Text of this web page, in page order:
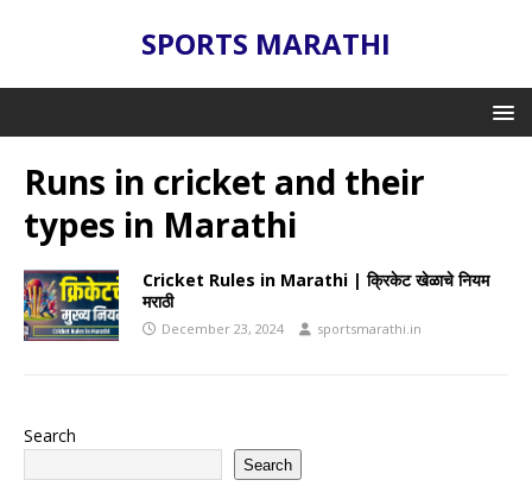
SPORTS MARATHI
Runs in cricket and their
types in Marathi
Cricket Rules in Marathi | क्रिकेट खेळाचे नियम
मराठी
December 23, 2024 sportsmarathi.in
Search
Search